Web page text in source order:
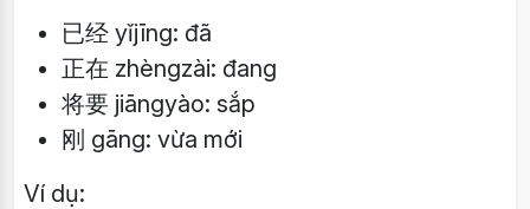
已经 yǐjīng: đã
正在 zhèngzài: đang
将要 jiāngyào: sắp
刚 gāng: vừa mới
Ví dụ: